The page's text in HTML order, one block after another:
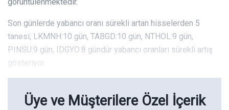
Son günlerde yabancı oranı sürekli artan hisselerden 5
tanesi; LKMNH:10 gün, TABGD:10 gün, NTHOL:9 gün,
PINSU:9 gün, IDGYO:8 gündür yabancı oranları sürekli artış
gösteriyor.
Üye ve Müşterilere Özel İçerik